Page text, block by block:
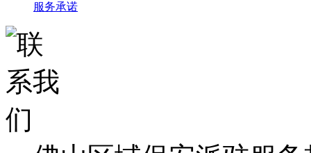
服务承诺